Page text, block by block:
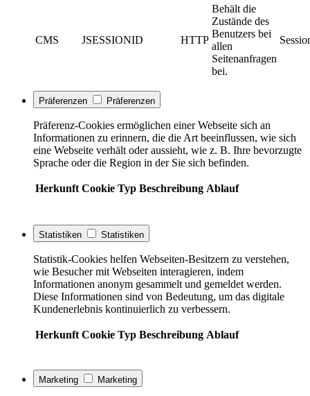
CMS JSESSIONID HTTP
Behält die
Zustände des
Benutzers bei
allen
Seitenanfragen
bei.
Präferenzen Präferenzen
Präferenz-Cookies ermöglichen einer Webseite sich an
Informationen zu erinnern, die die Art beeinflussen, wie sich
eine Webseite verhält oder aussieht, wie z. B. Ihre bevorzugte
Sprache oder die Region in der Sie sich befinden.
Herkunft Cookie Typ Beschreibung Ablauf
Statistiken Statistiken
Statistik-Cookies helfen Webseiten-Besitzern zu verstehen,
wie Besucher mit Webseiten interagieren, indem
Informationen anonym gesammelt und gemeldet werden.
Diese Informationen sind von Bedeutung, um das digitale
Kundenerlebnis kontinuierlich zu verbessern.
Herkunft Cookie Typ Beschreibung Ablauf
Marketing Marketing